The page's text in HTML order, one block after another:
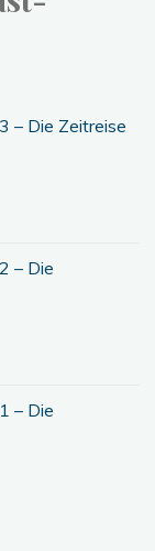
– Die Zeitreise
– Die
– Die